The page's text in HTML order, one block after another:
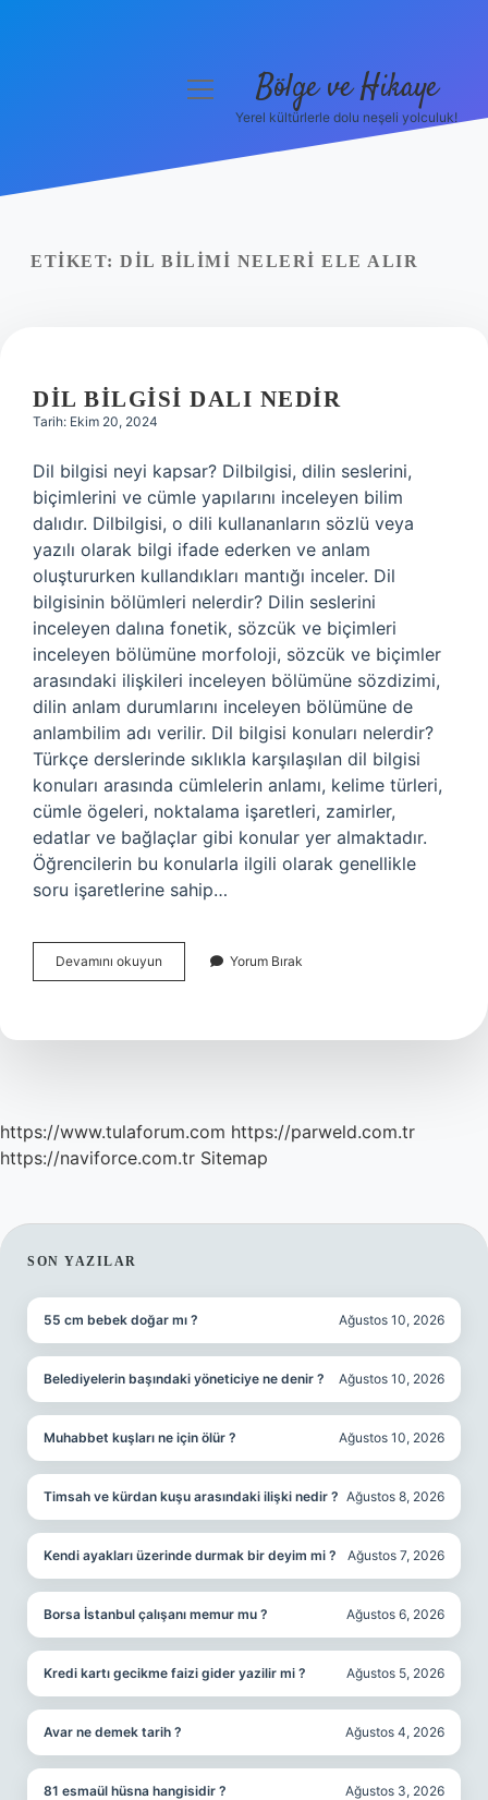
Yasal Uyarı
menüyü
Bölge ve Hikaye
Yerel kültürlerle dolu neşeli yolculuk!
ETIKET: DIL BILIMI NELERI ELE ALIR
DIL BILGISI DALI NEDIR
Tarih: Ekim 20, 2024
Dil bilgisi neyi kapsar? Dilbilgisi, dilin seslerini,
biçimlerini ve cümle yapılarını inceleyen bilim
dalıdır. Dilbilgisi, o dili kullananların sözlü veya
yazılı olarak bilgi ifade ederken ve anlam
oluştururken kullandıkları mantığı inceler. Dil
bilgisinin bölümleri nelerdir? Dilin seslerini
inceleyen dalına fonetik, sözcük ve biçimleri
inceleyen bölümüne morfoloji, sözcük ve biçimler
arasındaki ilişkileri inceleyen bölümüne sözdizimi,
dilin anlam durumlarını inceleyen bölümüne de
anlambilim adı verilir. Dil bilgisi konuları nelerdir?
Türkçe derslerinde sıklıkla karşılaşılan dil bilgisi
konuları arasında cümlelerin anlamı, kelime türleri,
cümle ögeleri, noktalama işaretleri, zamirler,
edatlar ve bağlaçlar gibi konular yer almaktadır.
Öğrencilerin bu konularla ilgili olarak genellikle
soru işaretlerine sahip…
Devamını okuyun
Bilgisi
Yorum Bırak
https://www.tulaforum.com https://parweld.com.tr
https://naviforce.com.tr Sitemap
SIDEBAR
SON YAZILAR
55 cm bebek doğar mı ? Ağustos 10, 2026
Belediyelerin başındaki yöneticiye ne denir ? Ağustos 10, 2026
Muhabbet kuşları ne için ölür ? Ağustos 10, 2026
Timsah ve kürdan kuşu arasındaki ilişki nedir ? Ağustos 8, 2026
Kendi ayakları üzerinde durmak bir deyim mi ? Ağustos 7, 2026
Borsa İstanbul çalışanı memur mu ? Ağustos 6, 2026
Kredi kartı gecikme faizi gider yazilir mi ? Ağustos 5, 2026
Avar ne demek tarih ? Ağustos 4, 2026
81 esmaül hüsna hangisidir ? Ağustos 3, 2026